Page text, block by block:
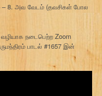
– 8. அவ வேடம் (தவசிகள் போல
நடைபெற்ற Zoom
பாடல் #1657 இன்